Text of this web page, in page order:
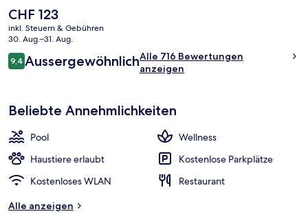
Wellnessbereich mit Tiefengewebe-Massagen, Ganzkörperwickeln
und Aromatherapie verwöhnen lassen. Figs, eins von 2 Restaurants,
serviert italienische Küche und ist zum Frühstück, Mittagessen und
Abendessen geöffnet. Weitere Highlights wie ein kostenloser
Kinderclub, eine Poolbar und ein Fitnessbereich (rund um die Uhr
geöffnet) sprechen für dieses Hotel im luxuriösen Stil. Andere
Der
aktuelle
Preis
CHF 123.
CHF 123
inkl. Steuern & Gebühren
30. Aug.–31. Aug.
Bewertungen
9,49,4 von 10.
AussergewöhnlichAlle 716 Bewertungen
anzeigen
Beliebte Annehmlichkeiten
Pool
Wellness
Haustiere erlaubt
Kostenlose Parkplätze
Kostenloses WLAN
Restaurant
Alle anzeigen